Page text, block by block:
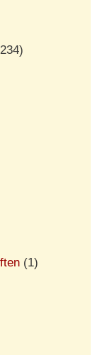
(1)